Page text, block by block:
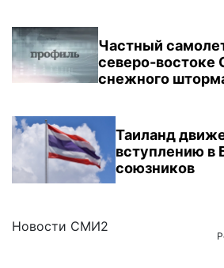
Частный
северо-востоке
снежного
Таиланд
вступлению в
союзников
Новости СМИ2